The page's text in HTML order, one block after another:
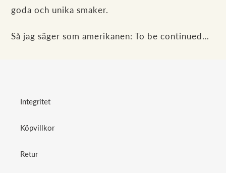
goda och unika smaker.
Så jag säger som amerikanen: To be continued…
Integritet
Köpvillkor
Retur